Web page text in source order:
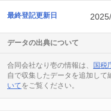
最終登記更新日
データの出典について
合同会社なり壱の情報は、 国税
自で収集したデータを追加して
いてをご覧ください。